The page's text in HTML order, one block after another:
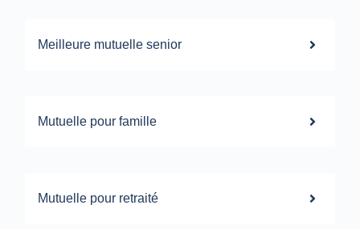
Meilleure mutuelle senior
Mutuelle pour famille
Mutuelle pour retraité